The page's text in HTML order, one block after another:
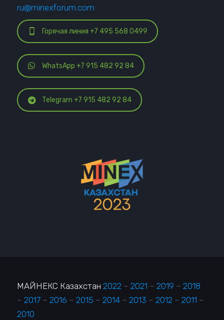
ru@minexforum.com
Горячая линия +7 495 568 0499
WhatsApp +7 915 482 92 84
Telegram +7 915 482 92 84
МАЙНЕКС Казахстан2022 – 2021 – 2019 – 2018
– 2017 – 2016 – 2015 – 2014 – 2013 – 2012 – 2011 –
2010